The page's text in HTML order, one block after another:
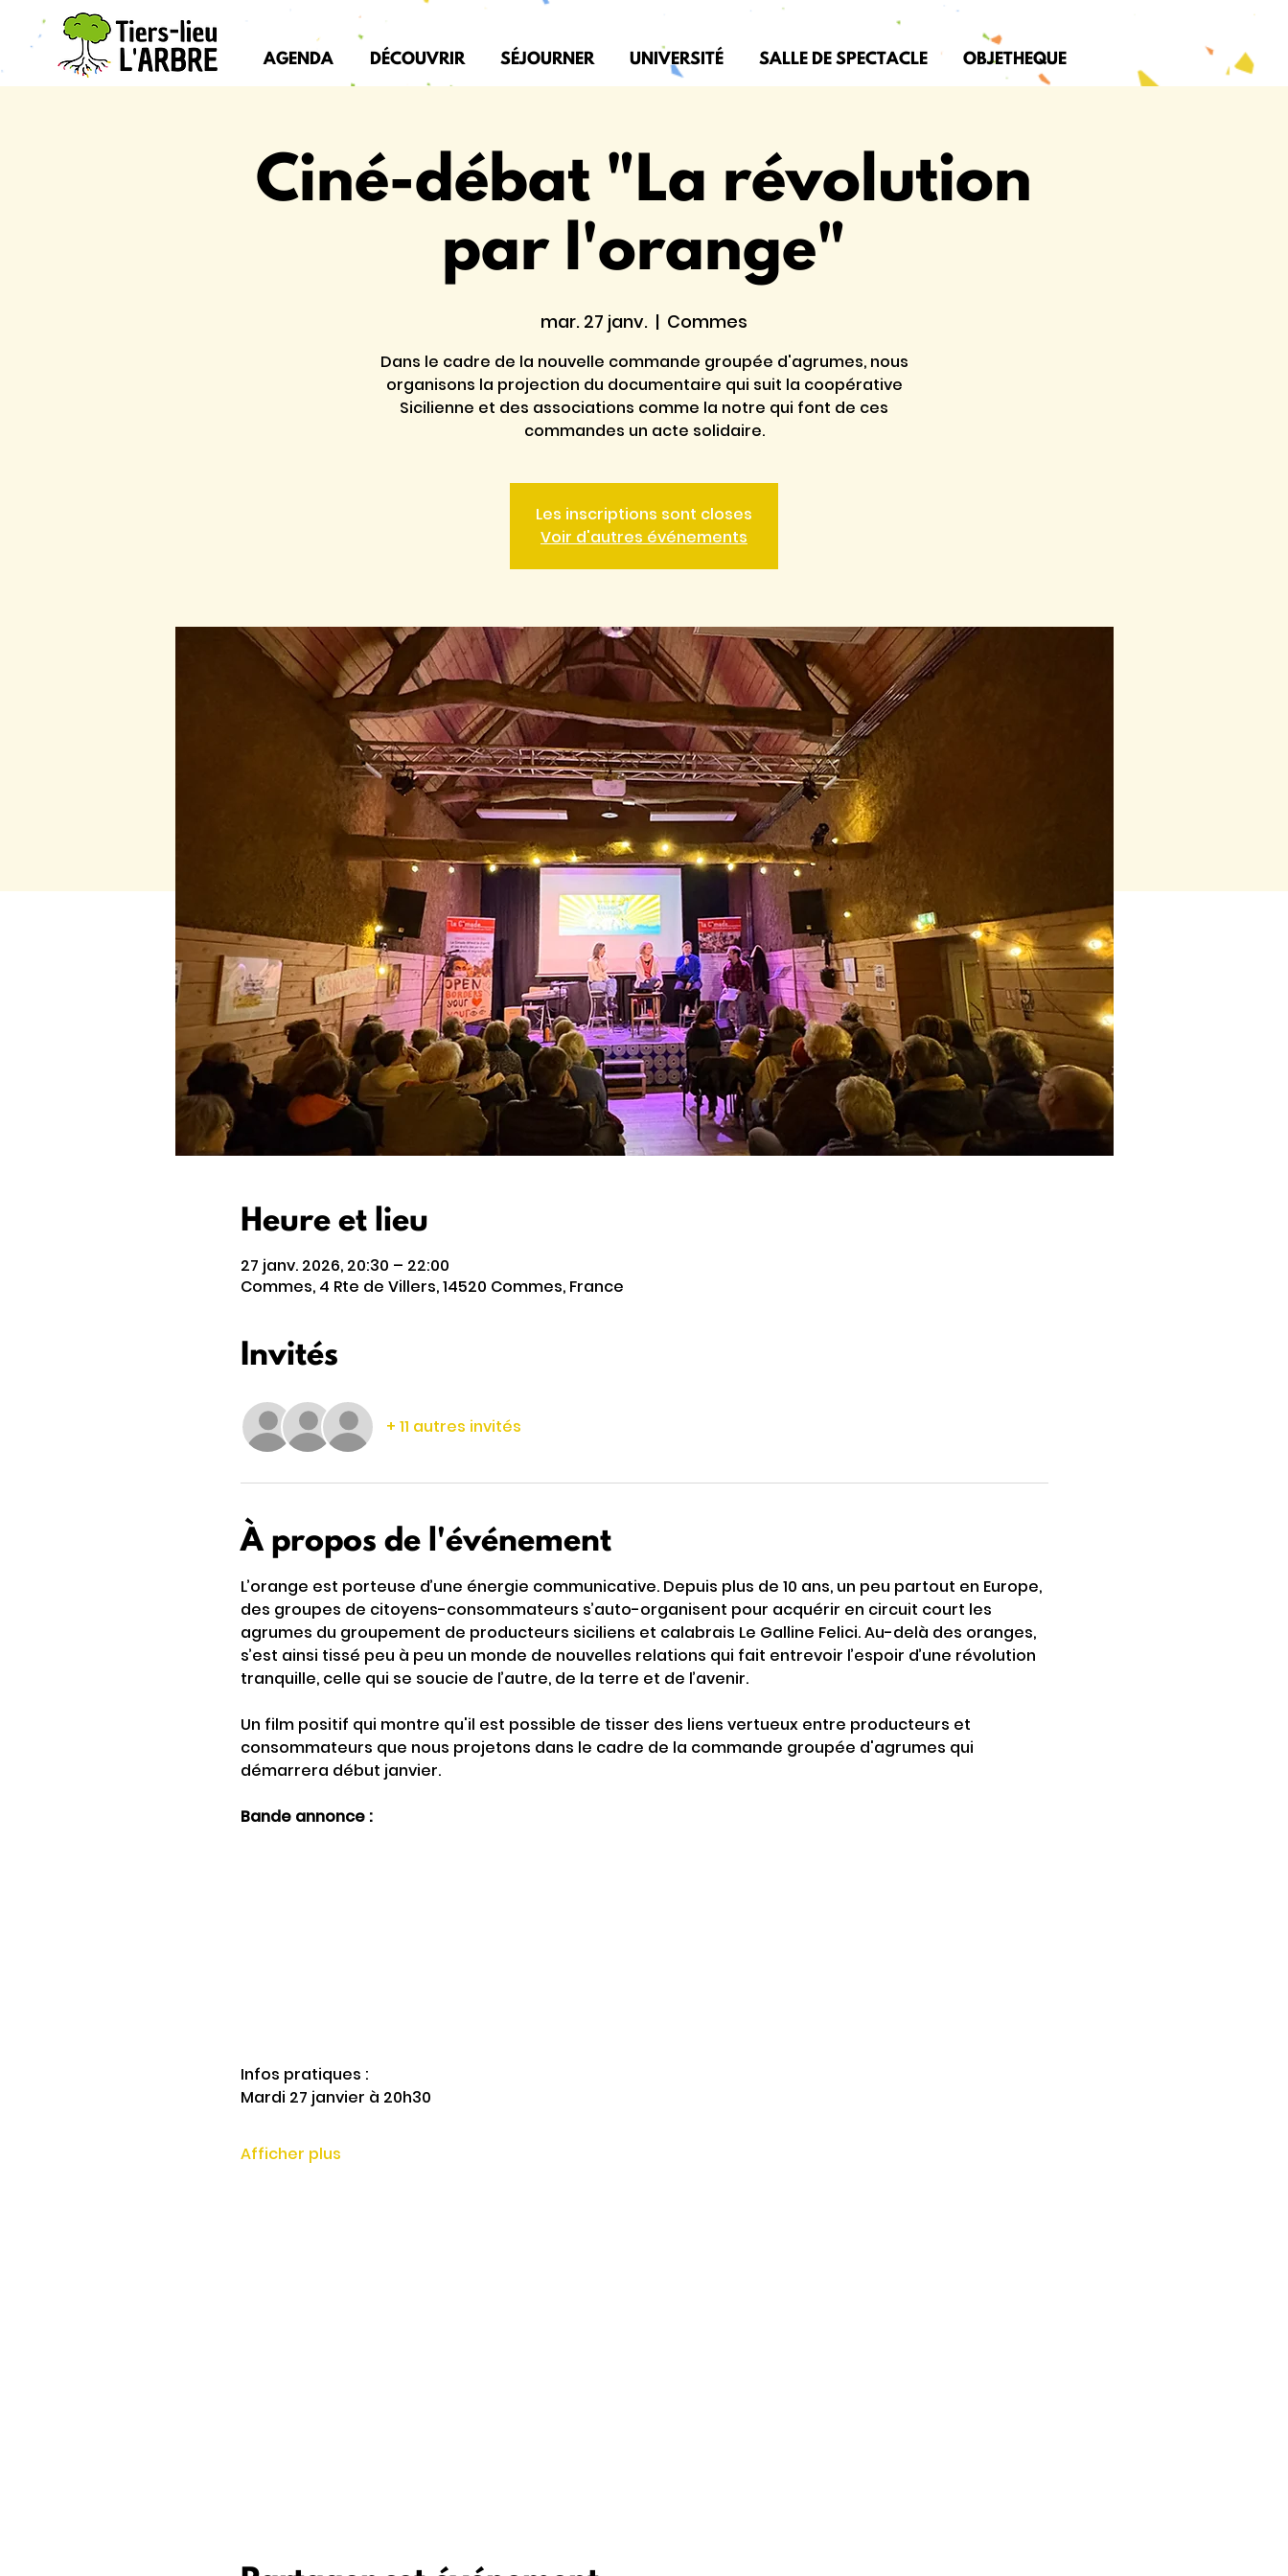
AGENDA DÉCOUVRIR SÉJOURNER UNIVERSITÉ SALLE DE SPECTACLE OBJETHEQUE
Ciné-débat "La révolution
par l'orange"
mar. 27 janv.
  |
Commes
Dans le cadre de la nouvelle commande groupée d'agrumes, nous
organisons la projection du documentaire qui suit la coopérative
Sicilienne et des associations comme la notre qui font de ces
commandes un acte solidaire.
Les inscriptions sont closes
Voir d'autres événements
Heure et lieu
27 janv. 2026, 20:30 – 22:00
Commes, 4 Rte de Villers, 14520 Commes, France
Invités
+ 11 autres invités
À propos de l'événement
L’orange est porteuse d’une énergie communicative. Depuis plus de 10 ans, un peu partout en Europe,
des groupes de citoyens-consommateurs s’auto-organisent pour acquérir en circuit court les
agrumes du groupement de producteurs siciliens et calabrais Le Galline Felici. Au-delà des oranges,
s’est ainsi tissé peu à peu un monde de nouvelles relations qui fait entrevoir l’espoir d’une révolution
tranquille, celle qui se soucie de l’autre, de la terre et de l’avenir.
Un film positif qui montre qu'il est possible de tisser des liens vertueux entre producteurs et
consommateurs que nous projetons dans le cadre de la commande groupée d'agrumes qui
démarrera début janvier.
Bande annonce :
Infos pratiques :
Mardi 27 janvier à 20h30
Afficher plus